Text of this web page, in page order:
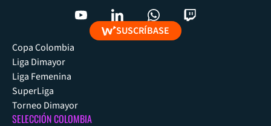
SUSCRÍBASE
Copa Colombia
Liga Dimayor
Liga Femenina
SuperLiga
Torneo Dimayor
SELECCIÓN COLOMBIA